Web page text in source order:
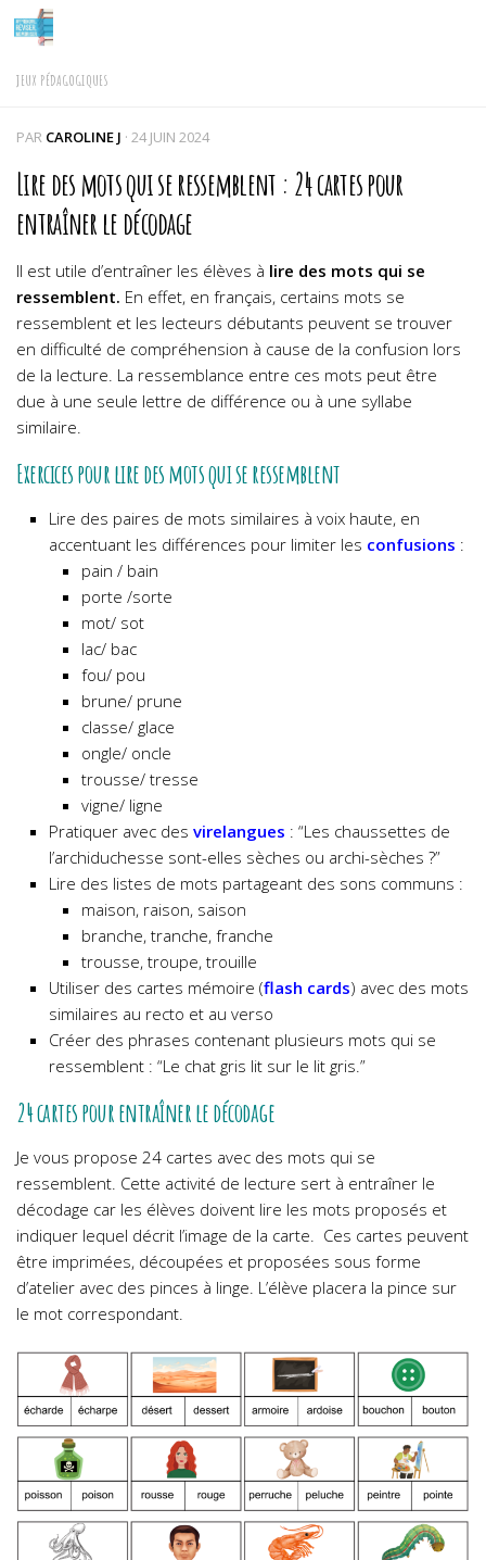
Skip to content
JEUX PÉDAGOGIQUES
PAR CAROLINE J · 24 JUIN 2024
Lire des mots qui se ressemblent : 24 cartes pour
entraîner le décodage
Il est utile d’entraîner les élèves à lire des mots qui se
ressemblent. En effet, en français, certains mots se
ressemblent et les lecteurs débutants peuvent se trouver
en difficulté de compréhension à cause de la confusion lors
de la lecture. La ressemblance entre ces mots peut être
due à une seule lettre de différence ou à une syllabe
similaire.
Exercices pour lire des mots qui se ressemblent
Lire des paires de mots similaires à voix haute, en
accentuant les différences pour limiter les confusions :
pain / bain
porte /sorte
mot/ sot
lac/ bac
fou/ pou
brune/ prune
classe/ glace
ongle/ oncle
trousse/ tresse
vigne/ ligne
Pratiquer avec des virelangues : “Les chaussettes de
l’archiduchesse sont-elles sèches ou archi-sèches ?”
Lire des listes de mots partageant des sons communs :
maison, raison, saison
branche, tranche, franche
trousse, troupe, trouille
Utiliser des cartes mémoire (flash cards) avec des mots
similaires au recto et au verso
Créer des phrases contenant plusieurs mots qui se
ressemblent : “Le chat gris lit sur le lit gris.”
24 cartes pour entraîner le décodage
Je vous propose 24 cartes avec des mots qui se
ressemblent. Cette activité de lecture sert à entraîner le
décodage car les élèves doivent lire les mots proposés et
indiquer lequel décrit l’image de la carte. Ces cartes peuvent
être imprimées, découpées et proposées sous forme
d’atelier avec des pinces à linge. L’élève placera la pince sur
le mot correspondant.